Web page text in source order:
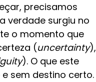
precisamos
verdade surgiu no
o momento que
(uncertainty),
). O que este
sem destino certo.